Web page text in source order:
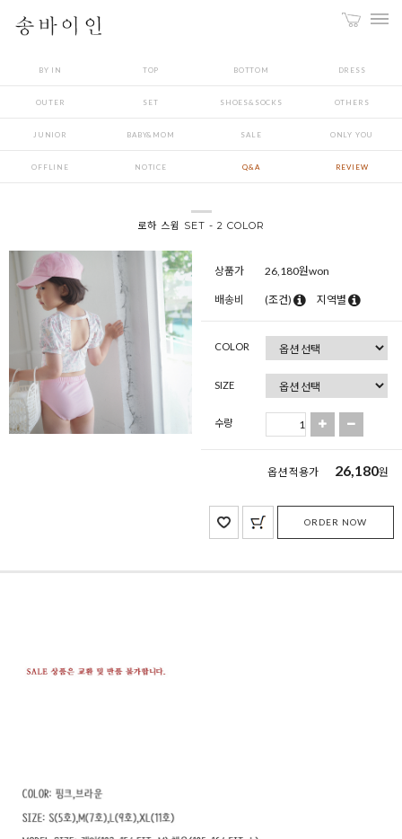
BY IN TOP BOTTOM DRESS
OUTER SET SHOES&SOCKS OTHERS
JUNIOR BABY&MOM SALE ONLY YOU
OFFLINE NOTICE Q&A REVIEW
로하 스윔 SET - 2 COLOR
상품가 26,180원won
배송비 (조건) 지역별
COLOR
SIZE
수량
옵션 적용가 26,180원
ORDER NOW